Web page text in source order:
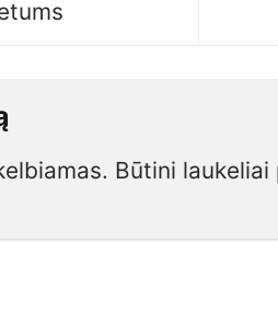
Būtini laukeliai